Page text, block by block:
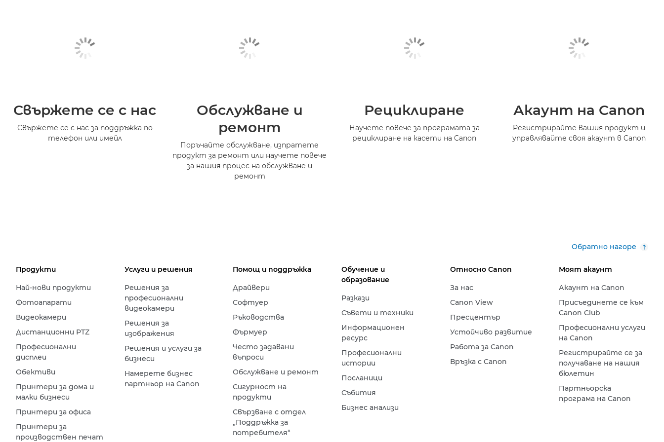
Свържете се с нас
Свържете се с нас за поддръжка по
телефон или имейл
Обслужване и
ремонт
Поръчайте обслужване, изпратете
продукт за ремонт или научете повече
за нашия процес на обслужване и
ремонт
Рециклиране
Научете повече за програмата за
рециклиране на касети на Canon
Акаунт на Canon
Регистрирайте вашия продукт и
управлявайте своя акаунт в Canon
Обратно нагоре
Продукти
Най-нови продукти
Фотоапарати
Видеокамери
Дистанционни PTZ
Професионални
дисплеи
Обективи
Принтери за дома и
малки бизнеси
Принтери за офиса
Принтери за
производствен печат
Услуги и решения
Решения за
професионални
видеокамери
Решения за
изображения
Решения и услуги за
бизнеси
Намерете бизнес
партньор на Canon
Помощ и поддръжка
Драйвери
Софтуер
Ръководства
Фърмуер
Често задавани
въпроси
Обслужване и ремонт
Сигурност на
продукти
Свързване с отдел
„Поддръжка за
потребителя“
Обучение и
образование
Разкази
Съвети и техники
Информационен
ресурс
Професионални
истории
Посланици
Събития
Бизнес анализи
Относно Canon
За нас
Canon View
Пресцентър
Устойчиво развитие
Работа за Canon
Връзка с Canon
Моят акаунт
Акаунт на Canon
Присъединете се към
Canon Club
Професионални услуги
на Canon
Регистрирайте се за
получаване на нашия
бюлетин
Партньорска
програма на Canon